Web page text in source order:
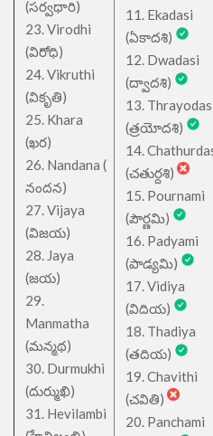
(సర్వధారి)
23. Virodhi
(విరోధి)
24. Vikruthi
(వికృతి)
25. Khara
(ఖర)
26. Nandana (
నందన)
27. Vijaya
(విజయ)
28. Jaya
(జయ)
29.
Manmatha
(మన్మథ)
30. Durmukhi
(దుర్ముఖి)
31. Hevilambi
11. Ekadasi
(ఏకాదశి)
12. Dwadasi
(ద్వాదశి)
13.
(త్రయోదశి)
14.
(చతుర్దశి)
15. Pournami
(పౌర్ణమి)
16. Padyami
(పాడ్యమి)
17. Vidiya
(విదియ)
18. Thadiya
(తదియ)
19. Chavithi
(చవితి)
20. Panchami